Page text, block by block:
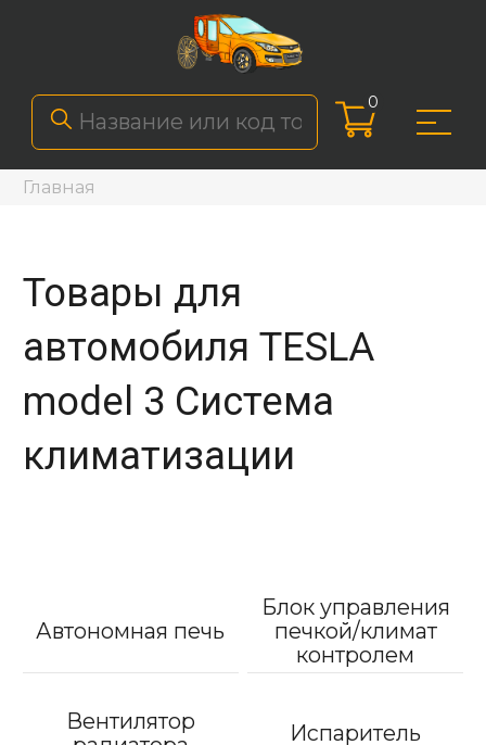
0
Главная
Товары для
автомобиля TESLA
model 3 Система
климатизации
Автономная печь
Блок управления
печкой/климат
контролем
Вентилятор
Испаритель